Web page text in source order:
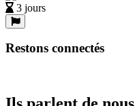
3 jours
Restons connectés